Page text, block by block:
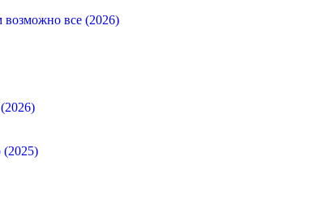
все (2026)